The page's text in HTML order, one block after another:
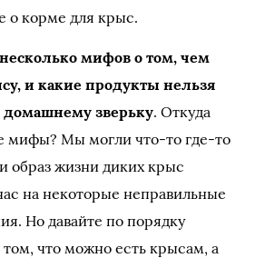
о корме для крыс.
мифов о том, чем
и какие продукты нельзя
домашнему зверьку. Откуда
мифы? Мы могли что-то где-то
образ жизни диких крыс
на некоторые неправильные
Но давайте по порядку
что можно есть крысам, а